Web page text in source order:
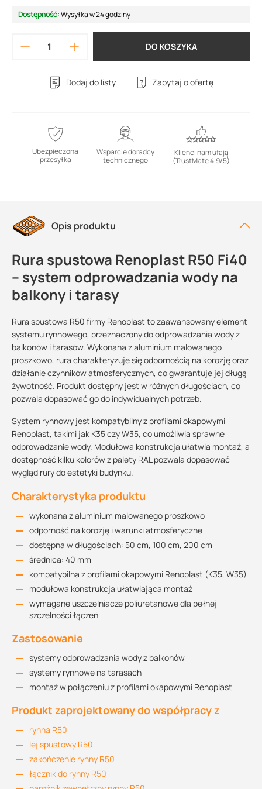
Dostępność:Wysyłka w 24 godziny
DO KOSZYKA
Dodaj do listy Zapytaj o ofertę
Ubezpieczona
przesyłka
Wsparcie doradcy
technicznego
Klienci nam ufają
(TrustMate 4.9/5)
Opis produktu
Rura spustowa Renoplast R50 Fi40
– system odprowadzania wody na
balkony i tarasy
Rura spustowa R50 firmy Renoplast to zaawansowany element
systemu rynnowego, przeznaczony do odprowadzania wody z
balkonów i tarasów. Wykonana z aluminium malowanego
proszkowo, rura charakteryzuje się odpornością na korozję oraz
działanie czynników atmosferycznych, co gwarantuje jej długą
żywotność. Produkt dostępny jest w różnych długościach, co
pozwala dopasować go do indywidualnych potrzeb.
System rynnowy jest kompatybilny z profilami okapowymi
Renoplast, takimi jak K35 czy W35, co umożliwia sprawne
odprowadzanie wody. Modułowa konstrukcja ułatwia montaż, a
dostępność kilku kolorów z palety RAL pozwala dopasować
wygląd rury do estetyki budynku.
Charakterystyka produktu
wykonana z aluminium malowanego proszkowo
odporność na korozję i warunki atmosferyczne
dostępna w długościach: 50 cm, 100 cm, 200 cm
średnica: 40 mm
kompatybilna z profilami okapowymi Renoplast (K35, W35)
modułowa konstrukcja ułatwiająca montaż
wymagane uszczelniacze poliuretanowe dla pełnej
szczelności łączeń
Zastosowanie
systemy odprowadzania wody z balkonów
systemy rynnowe na tarasach
montaż w połączeniu z profilami okapowymi Renoplast
Produkt zaprojektowany do współpracy z
rynna R50
lej spustowy R50
zakończenie rynny R50
łącznik do rynny R50